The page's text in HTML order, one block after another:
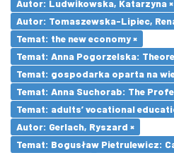
Autor: Ludwikowska, Katarzyna ×
Autor: Tomaszewska-Lipiec,
Temat: the new economy ×
Temat: Anna Pogorzelska:
Temat: gospodarka oparta na
Temat: Anna Suchorab: The
Temat: adults’ vocational
Autor: Gerlach, Ryszard ×
Temat: Bogusław Pietrulewicz: